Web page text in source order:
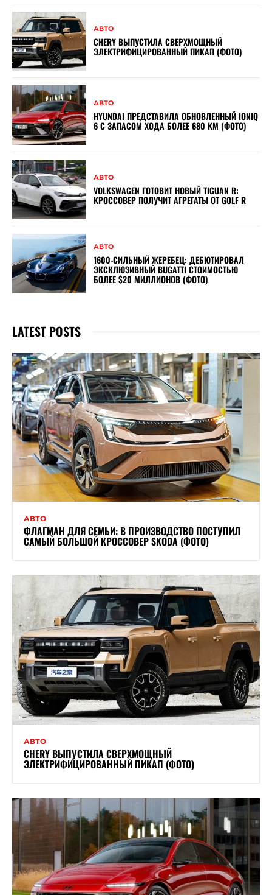
АВТО
CHERY ВЫПУСТИЛА СВЕРХМОЩНЫЙ
ЭЛЕКТРИФИЦИРОВАННЫЙ ПИКАП (ФОТО)
АВТО
HYUNDAI ПРЕДСТАВИЛА ОБНОВЛЕННЫЙ IONIQ
6 С ЗАПАСОМ ХОДА БОЛЕЕ 680 КМ (ФОТО)
АВТО
VOLKSWAGEN ГОТОВИТ НОВЫЙ TIGUAN R:
КРОССОВЕР ПОЛУЧИТ АГРЕГАТЫ ОТ GOLF R
АВТО
1600-СИЛЬНЫЙ ЖЕРЕБЕЦ: ДЕБЮТИРОВАЛ
ЭКСКЛЮЗИВНЫЙ BUGATTI СТОИМОСТЬЮ
БОЛЕЕ $20 МИЛЛИОНОВ (ФОТО)
LATEST POSTS
АВТО
ФЛАГМАН ДЛЯ СЕМЬИ: В ПРОИЗВОДСТВО ПОСТУПИЛ
САМЫЙ БОЛЬШОЙ КРОССОВЕР SKODA (ФОТО)
АВТО
CHERY ВЫПУСТИЛА СВЕРХМОЩНЫЙ
ЭЛЕКТРИФИЦИРОВАННЫЙ ПИКАП (ФОТО)